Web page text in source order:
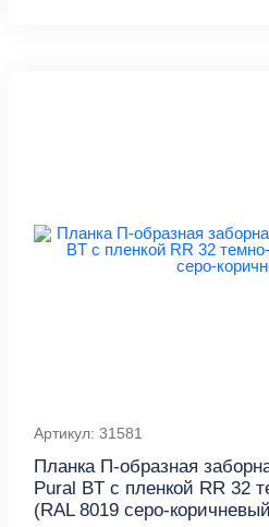
Артикул: 31581
Планка П-образная
Pural BT с пленкой RR 32
(RAL 8019 серо-